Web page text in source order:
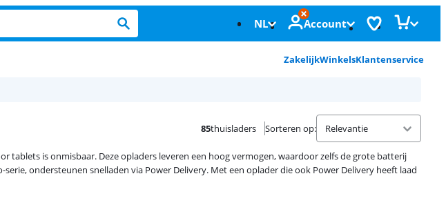
NL Account
ZakelijkWinkelsKlantenservice
85thuisladers Sorteren op:
tablets is onmisbaar. Deze opladers leveren een hoog vermogen, waardoor zelfs de grote batterij
serie, ondersteunen snelladen via Power Delivery. Met een oplader die ook Power Delivery heeft laad